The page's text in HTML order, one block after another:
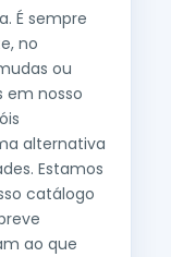
É sempre
no
ou
em nosso
alternativa
Estamos
catálogo
ao que